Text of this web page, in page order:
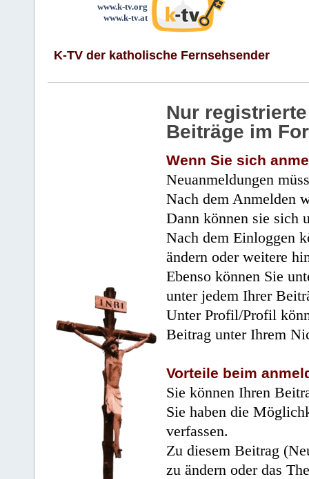
www.k-tv.org
www.k-tv.at
K-TV der katholische Fernsehsender
Nur
Beiträge im
Wenn Sie sich
Neuanmeldungen
Nach dem Anmelden
Dann können sie sich
Nach dem Einloggen
ändern oder weitere
Ebenso können Sie
unter jedem Ihrer
Unter Profil/Profil
Beitrag unter Ihrem
Vorteile beim
Sie können Ihren
Sie haben die
verfassen.
Zu diesem Beitrag
zu ändern oder das